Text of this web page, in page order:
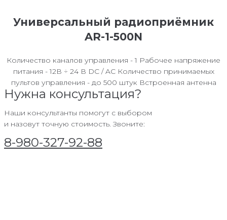
Универсальный радиоприёмник
AR-1-500N
Количество каналов управления - 1 Рабочее напряжение
питания - 12В ÷ 24 В DC / AC Количество принимаемых
пультов управления - до 500 штук Встроенная антенна
Нужна консультация?
Наши консультанты помогут с выбором
и назовут точную стоимость. Звоните:
8-980-327-92-88